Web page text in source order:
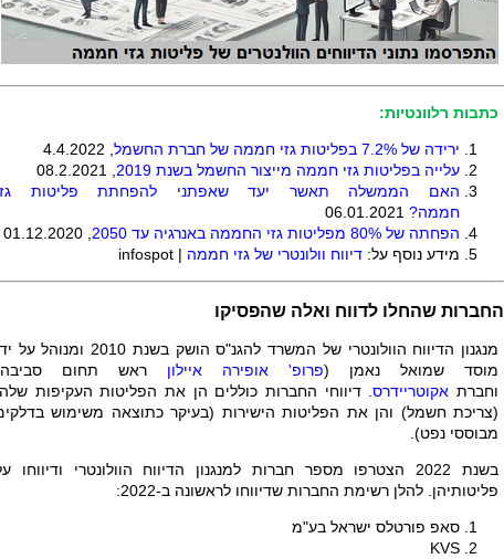
כתבות רלוונטיות:
ירידה של 7.2% בפליטות גזי חממה של חברת החשמל
עלייה בפליטות גזי חממה מייצור החשמל בשנת 2019
האם הממשלה תאשר יעד שאפתני להפחתת פליטות
חממה?
הפחתה של 80% מפליטות גזי החממה באנרגיה עד 2050
מידע נוסף על: דיווח וולונטרי של גזי חממה |
infospot
החברות שהחלו לדווח ואלה שהפסיקו
מנגנון הדיווח הוולונטרי של המשרד להגנ"ס הושק בשנת 2010 ומנוהל
מוסד שמואל נאמן (פרופ' אופירה איילון ראש תחום
וחברת אקוטריידרס. דיווחי החברות כוללים הן את הפליטות העקיפות
(צריכת חשמל) והן את הפליטות הישירות (בעיקר כתוצאה משימוש
מבוססי נפט).
בשנת 2022 הצטרפו מספר חברות למנגנון הדיווח הוולונטרי ודיווחו
פליטותיהן. להלן רשימת החברות שדיווחו לראשונה ב-2022:
סאפ פורטלס ישראל בע"מ
KVS